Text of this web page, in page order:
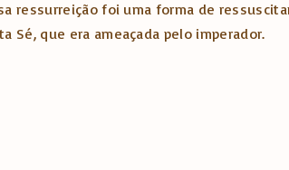
foi uma forma de
Sé, que era ameaçada pelo imperador.